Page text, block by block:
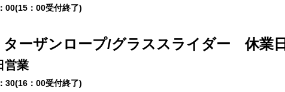
00(15：00受付終了)
ーザンロープ/グラススライダー 休業日
営業
30(16：00受付終了)